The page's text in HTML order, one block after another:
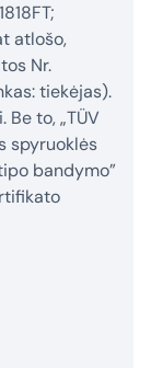
atlošo,
Nr.
tiekėjas).
to, „TÜV
spyruoklės
bandymo”